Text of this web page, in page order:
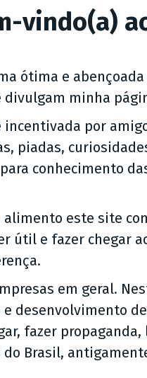
vindo(a)
ótima e
minha
por
piadas,
conhecimento
alimento este site
útil e fazer chegar
em geral.
desenvolvimento
fazer
Brasil,